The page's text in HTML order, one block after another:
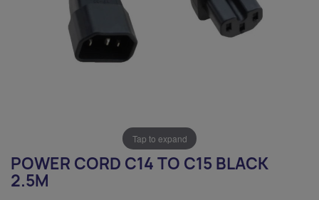
Tap to expand
POWER CORD C14 TO C15 BLACK
2.5M